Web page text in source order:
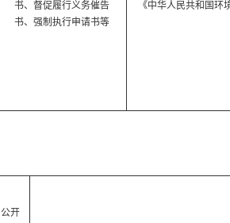
书、督促履行义务催告
书、强制执行申请书等
《中华人民共和国
公开